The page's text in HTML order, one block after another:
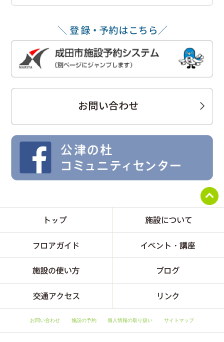
お問い合わせ 施設の予約 個人情報の取り扱い サイトマップ